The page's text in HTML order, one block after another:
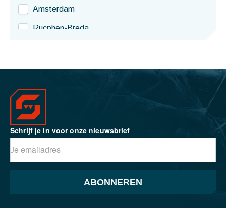
Schrijf je in voor onze nieuwsbrief
ABONNEREN